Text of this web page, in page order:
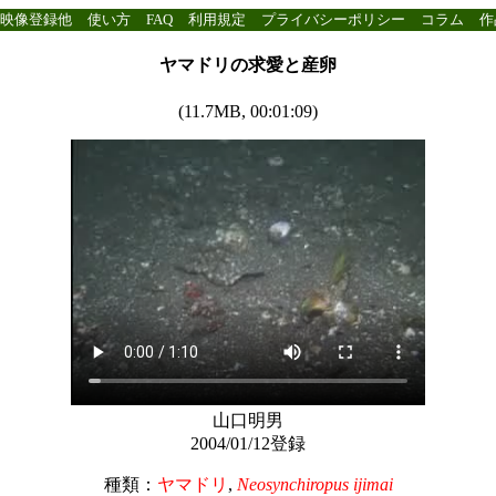
映像登録他 使い方 FAQ 利用規定 プライバシーポリシー コラム
ヤマドリの求愛と産卵
(11.7MB, 00:01:09)
山口明男
2004/01/12登録
種類： ヤマドリ , Neosynchiropus ijimai